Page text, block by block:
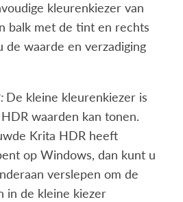
kleurenkiezer van
balk met de tint en rechts
de waarde en verzadiging
De kleine kleurenkiezer is
waarden kan tonen.
Krita HDR heeft
op Windows, dan kunt u
verslepen om de
in de kleine kiezer